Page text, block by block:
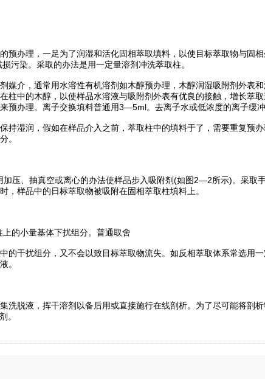
办理，一足为了润湿和活化固相萃取填料，以使目标萃取物与固
污染。采取的办法是用一定量溶剂冲洗萃取柱。
介，通常用水溶性有机溶剂如木醇预办理，木醇润湿吸附剂外表
柱中的木醇，以使样品水溶液与吸附剂外表有优良的接触，增长萃
预办理。离子交换填料普通用3—5ml。去离子水或低浓度的离子缓冲
湿润，假如在样品介入之前，萃取柱中的填料于了，需要重复预办
。
、抽真空或离心的办法使样品步入吸附剂(如图2—2所示)。采取手
，样品中的日标萃取物被吸附在固相萃取柱填料上。
的小量基体下扰组分。普通取舍
干扰组分，又不会以致目标萃取物流失。如反相萃取体系常选用
。
脱液，挥干溶剂以备后用或直接施行在线剖析。为了尽可能将剖
。